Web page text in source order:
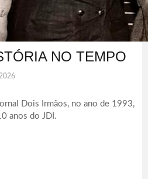
NO TEMPO
Dois Irmãos, no ano de 1993,
anos do JDI.